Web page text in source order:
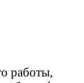
работы,